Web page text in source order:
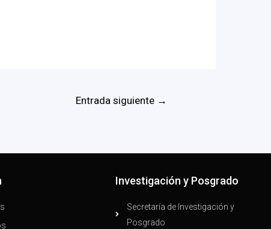
Entrada siguiente →
Investigación y Posgrado
Secretaría de Investigación y
Posgrado